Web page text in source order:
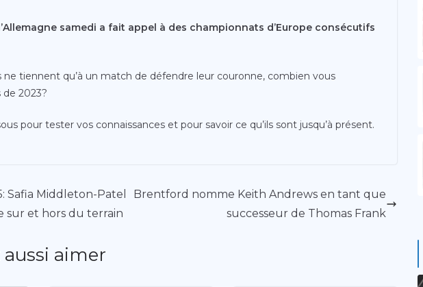
samedi a fait appel à des championnats d’Europe consécutifs
ne tiennent qu’à un match de défendre leur couronne, combien vous
2023?
pour tester vos connaissances et pour savoir ce qu’ils sont jusqu’à présent.
Safia Middleton-Patel
sur et hors du terrain
Brentford nomme Keith Andrews en tant que
successeur de Thomas Frank
aimer